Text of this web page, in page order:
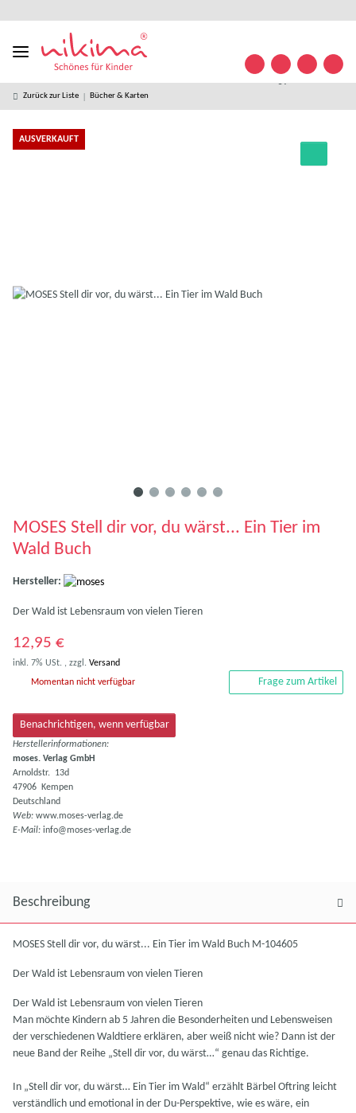
in
Versand ab
49 € *
kostenlose
63 32
09
Zurück zur Liste Bücher & Karten
AUSVERKAUFT
MOSES Stell dir vor, du wärst... Ein Tier im
Wald Buch
Hersteller:
Der Wald ist Lebensraum von vielen Tieren
12,95 €
inkl. 7% USt. , zzgl. Versand
Momentan nicht verfügbar Frage zum Artikel
Benachrichtigen, wenn verfügbar
Herstellerinformationen:
moses. Verlag GmbH
Arnoldstr. 13d
47906 Kempen
Deutschland
Web: www.moses-verlag.de
E-Mail: info@moses-verlag.de
Beschreibung
MOSES Stell dir vor, du wärst... Ein Tier im Wald Buch M-104605
Der Wald ist Lebensraum von vielen Tieren
Der Wald ist Lebensraum von vielen Tieren
Man möchte Kindern ab 5 Jahren die Besonderheiten und Lebensweisen
der verschiedenen Waldtiere erklären, aber weiß nicht wie? Dann ist der
neue Band der Reihe „Stell dir vor, du wärst…“ genau das Richtige.
In „Stell dir vor, du wärst… Ein Tier im Wald“ erzählt Bärbel Oftring leicht
verständlich und emotional in der Du-Perspektive, wie es wäre, ein